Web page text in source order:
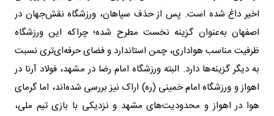
اخیر داغ شده است. پس از حذف سپاهان، ورزشگاه نقش‌جهان در
اصفهان به‌عنوان گزینه نخست مطرح شده؛ چراکه این ورزشگاه
ظرفیت مناسب هواداری، چمن استاندارد و فضای حرفه‌ای‌تری نسبت
به دیگر گزینه‌ها دارد. البته ورزشگاه امام رضا در مشهد، فولاد آرنا در
اهواز و ورزشگاه امام خمینی (ره) اراک نیز بررسی شده‌اند، اما گرمای
هوا در اهواز و محدودیت‌های مشهد و نزدیکی با بازی تیم ملی،